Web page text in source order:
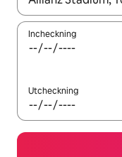
Incheckning
Utcheckning